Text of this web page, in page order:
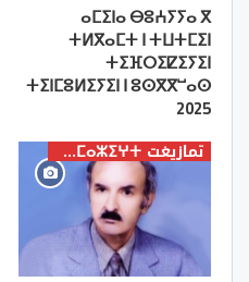
ⴰⵎⵉⵏⴰ ⴱⵓⵄⵢⵢⴰ ⴳ
ⵜⵍⴳⴰⵎⵜ ⵏ ⵜⵡⵜⵎⵉⵏ
ⵜⵉⴼⵔⵉⵇⵉⵢⵉⵏ
ⵜⵉⵏⵎⵓⵍⵉⵢⵉⵏ ⵏ ⵓⵙⴳⴳⵯⴰⵙ
2025
تمازيغت ⵜⴰⵎⴰⵣⵉⵖⵜ